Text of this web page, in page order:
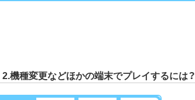
2.機種変更などほかの端末でプレイするには？